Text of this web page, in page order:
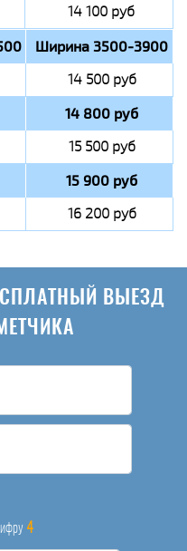
14 100 руб
Ширина 3500-3900
14 500 руб
14 800 руб
15 500 руб
15 900 руб
16 200 руб
ВЫЕЗД
4